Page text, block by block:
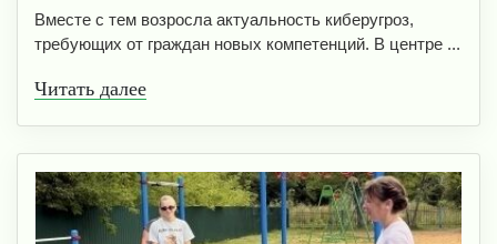
Вместе с тем возросла актуальность киберугроз,
требующих от граждан новых компетенций. В центре ...
Читать далее